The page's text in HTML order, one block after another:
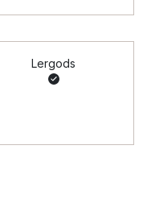
Lergods